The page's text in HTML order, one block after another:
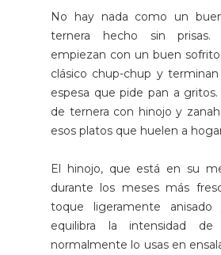
No hay nada como un
ternera hecho sin
empiezan con un buen
clásico chup-chup y
espesa que pide pan a
de ternera con hinojo y
esos platos que huelen a
El hinojo, que está en su
durante los meses más
toque ligeramente
equilibra la intensidad
normalmente lo usas en